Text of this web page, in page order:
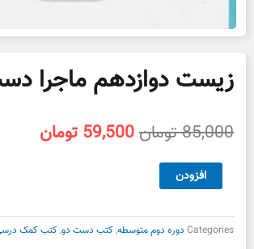
زیست دوازدهم ماجرا
85,000تومانقیمت
59,500 تومان
زیست
دوازدهم
دست
افزودن
Categories دوره دوم متوسطه,کتب دست دو,کتب کمک